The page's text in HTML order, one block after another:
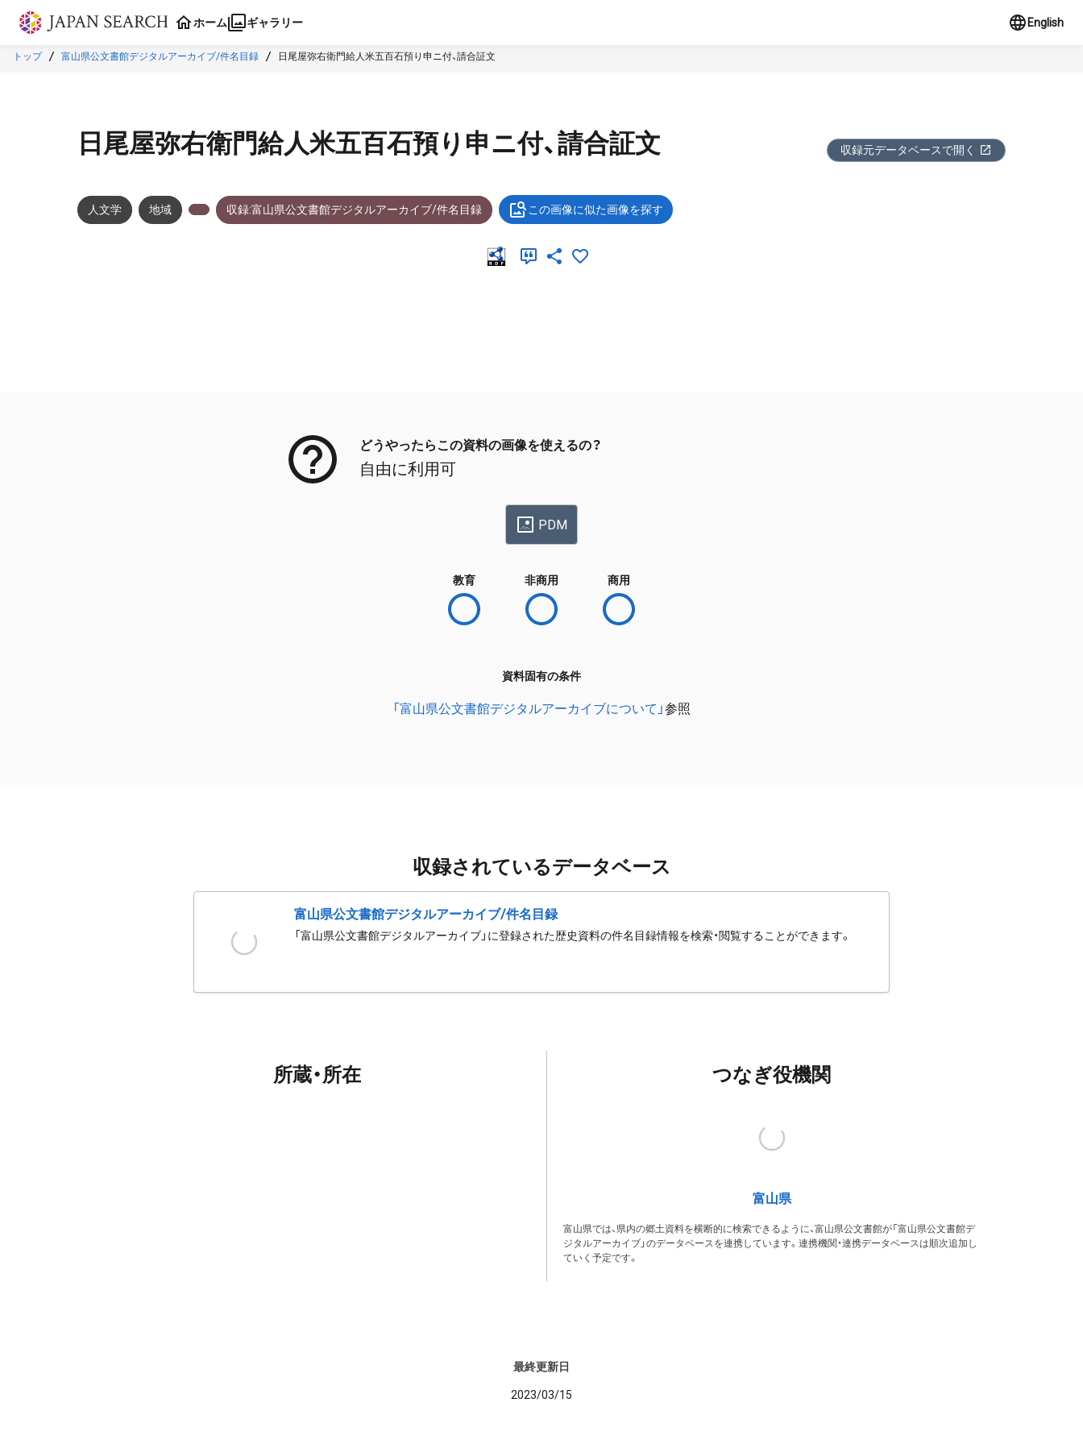
本文に飛ぶ
ホーム ギャラリー English
トップ 富山県公文書館デジタルアーカイブ/件名目録 日尾屋弥右衛門給人米五百石預り申ニ付、請合証文
日尾屋弥右衛門給人米五百石預り申ニ付、請合証文 収録元データベースで開く
人文学 地域 収録:富山県公文書館デジタルアーカイブ/件名目録 この画像に似た画像を探す
どうやったらこの資料の画像を使えるの？
自由に利用可
PDM
教育 非商用 商用
資料固有の条件
「富山県公文書館デジタルアーカイブについて」参照
収録されているデータベース
富山県公文書館デジタルアーカイブ/件名目録
「富山県公文書館デジタルアーカイブ」に登録された歴史資料の件名目録情報を検索・閲覧することができます。
所蔵・所在 つなぎ役機関
富山県
富山県では、県内の郷土資料を横断的に検索できるように、富山県公文書館が「富山県公文書館デ
ジタルアーカイブ」のデータベースを連携しています。連携機関・連携データベースは順次追加し
ていく予定です。
最終更新日
2023/03/15